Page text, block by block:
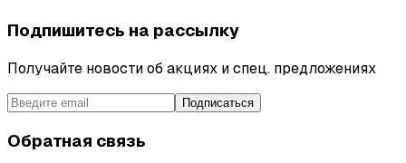
Подпишитесь на рассылку
Получайте новости об акциях и спец. предложениях
Подписаться
Обратная связь